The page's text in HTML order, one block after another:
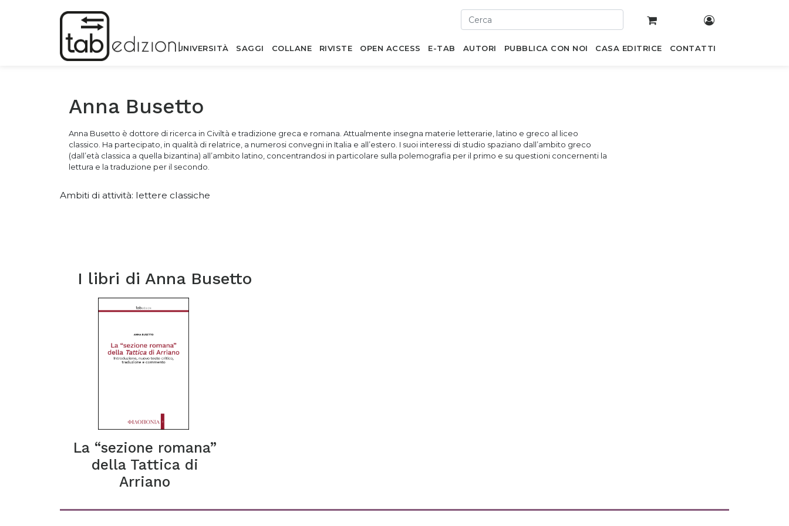
UNIVERSITÀ SAGGI COLLANE RIVISTE OPEN ACCESS E-TAB AUTORI PUBBLICA CON NOI CASA EDITRICE CONTATTI
Anna Busetto
Anna Busetto è dottore di ricerca in Civiltà e tradizione greca e romana. Attualmente insegna materie letterarie, latino e greco al liceo
classico. Ha partecipato, in qualità di relatrice, a numerosi convegni in Italia e all’estero. I suoi interessi di studio spaziano dall’ambito greco
(dall’età classica a quella bizantina) all’ambito latino, concentrandosi in particolare sulla polemografia per il primo e su questioni concernenti la
lettura e la traduzione per il secondo.
Ambiti di attività: lettere classiche
I libri di Anna Busetto
La “sezione romana”
della Tattica di
Arriano